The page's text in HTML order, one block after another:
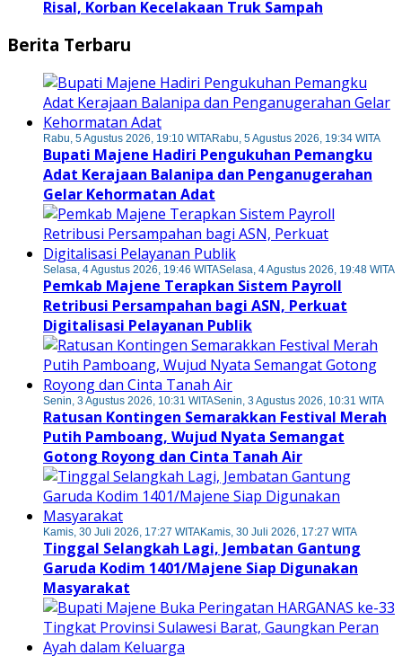
Risal, Korban Kecelakaan Truk Sampah
Berita Terbaru
Rabu, 5 Agustus 2026, 19:10 WITARabu, 5 Agustus 2026, 19:34 WITA
Bupati Majene Hadiri Pengukuhan Pemangku
Adat Kerajaan Balanipa dan Penganugerahan
Gelar Kehormatan Adat
Selasa, 4 Agustus 2026, 19:46 WITASelasa, 4 Agustus 2026, 19:48 WITA
Pemkab Majene Terapkan Sistem Payroll
Retribusi Persampahan bagi ASN, Perkuat
Digitalisasi Pelayanan Publik
Senin, 3 Agustus 2026, 10:31 WITASenin, 3 Agustus 2026, 10:31 WITA
Ratusan Kontingen Semarakkan Festival Merah
Putih Pamboang, Wujud Nyata Semangat
Gotong Royong dan Cinta Tanah Air
Kamis, 30 Juli 2026, 17:27 WITAKamis, 30 Juli 2026, 17:27 WITA
Tinggal Selangkah Lagi, Jembatan Gantung
Garuda Kodim 1401/Majene Siap Digunakan
Masyarakat